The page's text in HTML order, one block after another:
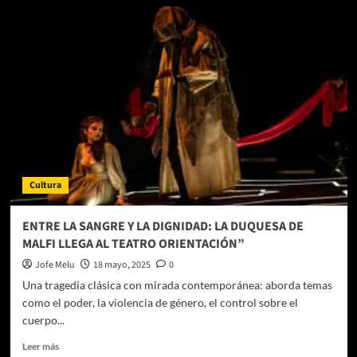
Cultura
ENTRE LA SANGRE Y LA DIGNIDAD: LA DUQUESA DE
MALFI LLEGA AL TEATRO ORIENTACIÓN”
Jofe Melu 18 mayo, 2025
0
Una tragedia clásica con mirada contemporánea: aborda temas
como el poder, la violencia de género, el control sobre el
cuerpo...
Leer másLeer